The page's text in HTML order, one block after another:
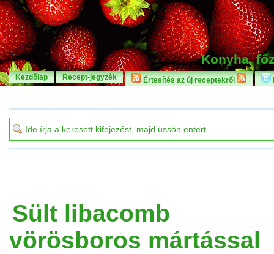
Konyha,
Kezdőlap Recept-jegyzék Értesítés az új receptekről
Sült libacomb
vörösboros mártással